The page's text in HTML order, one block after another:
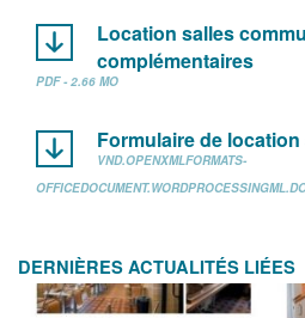
Location salles
complémentaires
PDF - 2.66 MO
Formulaire de
VND.OPENXMLFORMATS-
DERNIÈRES ACTUALITÉS LIÉES